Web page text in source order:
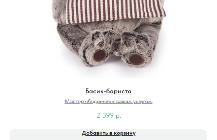
Басик-бариста
Мастер ободрения к вашим услугам.
2 399 р.
Добавить в корзину